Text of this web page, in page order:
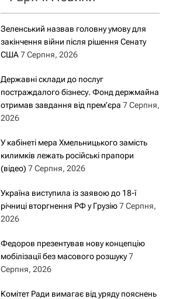
у
Зеленський назвав головну умову для
закінчення війни після рішення Сенату
США 7 Серпня, 2026
Державні склади до послуг
постраждалого бізнесу. Фонд держмайна
отримав завдання від прем’єра 7 Серпня,
2026
У кабінеті мера Хмельницького замість
килимків лежать російські прапори
(відео) 7 Серпня, 2026
Україна виступила із заявою до 18-ї
річниці вторгнення РФ у Грузію 7 Серпня,
2026
Федоров презентував нову концепцію
мобілізації без масового розшуку 7
Серпня, 2026
Комітет Ради вимагає від уряду пояснень